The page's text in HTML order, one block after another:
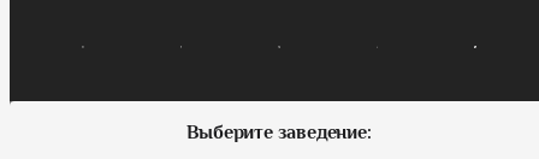
Выберите заведение: